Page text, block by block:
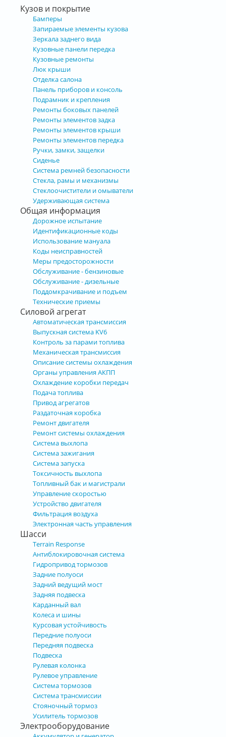
Кузов и покрытие
Бамперы
Запираемые элементы кузова
Зеркала заднего вида
Кузовные панели передка
Кузовные ремонты
Люк крыши
Отделка салона
Панель приборов и консоль
Подрамник и крепления
Ремонты боковых панелей
Ремонты элементов задка
Ремонты элементов крыши
Ремонты элементов передка
Ручки, замки, защелки
Сиденье
Система ремней безопасности
Стекла, рамы и механизмы
Стеклоочистители и омыватели
Удерживающая система
Общая информация
Дорожное испытание
Идентификационные коды
Использование мануала
Коды неисправностей
Меры предосторожности
Обслуживание - бензиновые
Обслуживание - дизельные
Поддомкрачивание и подъем
Технические приемы
Силовой агрегат
Автоматическая трансмиссия
Выпускная система KV6
Контроль за парами топлива
Механическая трансмиссия
Описание системы охлаждения
Органы управления АКПП
Охлаждение коробки передач
Подача топлива
Привод агрегатов
Раздаточная коробка
Ремонт двигателя
Ремонт системы охлаждения
Система выхлопа
Система зажигания
Система запуска
Токсичность выхлопа
Топливный бак и магистрали
Управление скоростью
Устройство двигателя
Фильтрация воздуха
Электронная часть управления
Шасси
Terrain Response
Антиблокировочная система
Гидропривод тормозов
Задние полуоси
Задний ведущий мост
Задняя подвеска
Карданный вал
Колеса и шины
Курсовая устойчивость
Передние полуоси
Передняя подвеска
Подвеска
Рулевая колонка
Рулевое управление
Система тормозов
Система трансмиссии
Стояночный тормоз
Усилитель тормозов
Электрооборудование